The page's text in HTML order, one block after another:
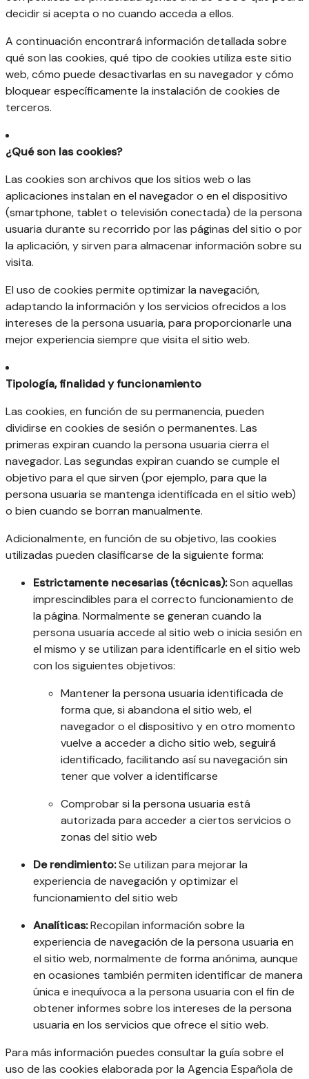
decidir si acepta o no cuando acceda a ellos.
A continuación encontrará información detallada sobre
qué son las cookies, qué tipo de cookies utiliza este sitio
web, cómo puede desactivarlas en su navegador y cómo
bloquear específicamente la instalación de cookies de
terceros.
¿Qué son las cookies?
Las cookies son archivos que los sitios web o las
aplicaciones instalan en el navegador o en el dispositivo
(smartphone, tablet o televisión conectada) de la persona
usuaria durante su recorrido por las páginas del sitio o por
la aplicación, y sirven para almacenar información sobre su
visita.
El uso de cookies permite optimizar la navegación,
adaptando la información y los servicios ofrecidos a los
intereses de la persona usuaria, para proporcionarle una
mejor experiencia siempre que visita el sitio web.
Tipología, finalidad y funcionamiento
Las cookies, en función de su permanencia, pueden
dividirse en cookies de sesión o permanentes. Las
primeras expiran cuando la persona usuaria cierra el
navegador. Las segundas expiran cuando se cumple el
objetivo para el que sirven (por ejemplo, para que la
persona usuaria se mantenga identificada en el sitio web)
o bien cuando se borran manualmente.
Adicionalmente, en función de su objetivo, las cookies
utilizadas pueden clasificarse de la siguiente forma:
Estrictamente necesarias (técnicas):Son aquellas
imprescindibles para el correcto funcionamiento de
la página. Normalmente se generan cuando la
persona usuaria accede al sitio web o inicia sesión en
el mismo y se utilizan para identificarle en el sitio web
con los siguientes objetivos:
Mantener la persona usuaria identificada de
forma que, si abandona el sitio web, el
navegador o el dispositivo y en otro momento
vuelve a acceder a dicho sitio web, seguirá
identificado, facilitando así su navegación sin
tener que volver a identificarse
Comprobar si la persona usuaria está
autorizada para acceder a ciertos servicios o
zonas del sitio web
De rendimiento:Se utilizan para mejorar la
experiencia de navegación y optimizar el
funcionamiento del sitio web
Analíticas:Recopilan información sobre la
experiencia de navegación de la persona usuaria en
el sitio web, normalmente de forma anónima, aunque
en ocasiones también permiten identificar de manera
única e inequívoca a la persona usuaria con el fin de
obtener informes sobre los intereses de la persona
usuaria en los servicios que ofrece el sitio web.
Para más información puedes consultar la guía sobre el
uso de las cookies elaborada por la Agencia Española de